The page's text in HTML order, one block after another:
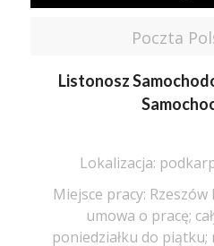
Poczta
Listonosz
Lokalizacja:
Miejsce pracy:
umowa o pracę;
poniedziałku do